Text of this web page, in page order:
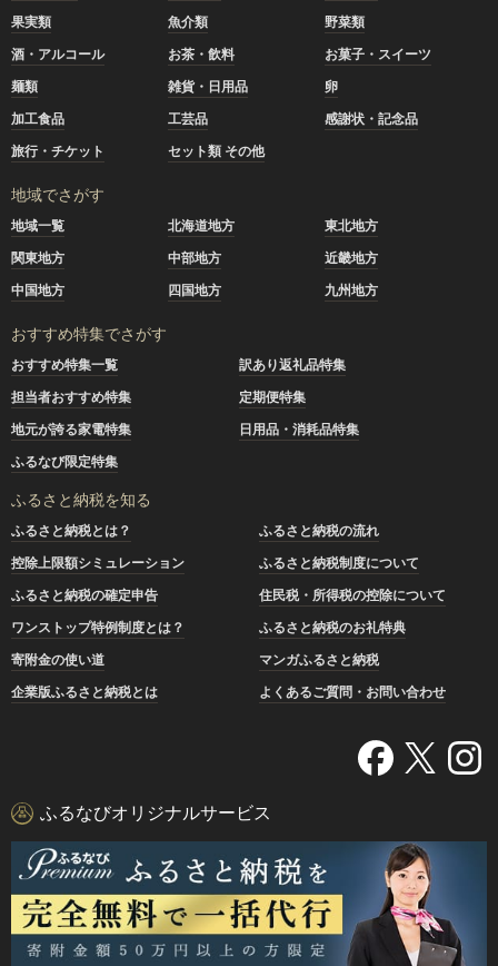
果実類
魚介類
野菜類
酒・アルコール
お茶・飲料
お菓子・スイーツ
麺類
雑貨・日用品
卵
加工食品
工芸品
感謝状・記念品
旅行・チケット
セット類 その他
地域でさがす
地域一覧 北海道地方
東北地方
関東地方
中部地方
近畿地方
中国地方
四国地方 九州地方
おすすめ特集でさがす
おすすめ特集一覧
訳あり返礼品特集
担当者おすすめ特集
定期便特集
地元が誇る家電特集
日用品・消耗品特集
ふるなび限定特集
ふるさと納税を知る
ふるさと納税とは？
ふるさと納税の流れ
控除上限額シミュレーション
ふるさと納税制度について
ふるさと納税の確定申告
住民税・所得税の控除について
ワンストップ特例制度とは？
ふるさと納税のお礼特典
寄附金の使い道
マンガふるさと納税
企業版ふるさと納税とは
よくあるご質問・お問い合わせ
ふるなびオリジナルサービス